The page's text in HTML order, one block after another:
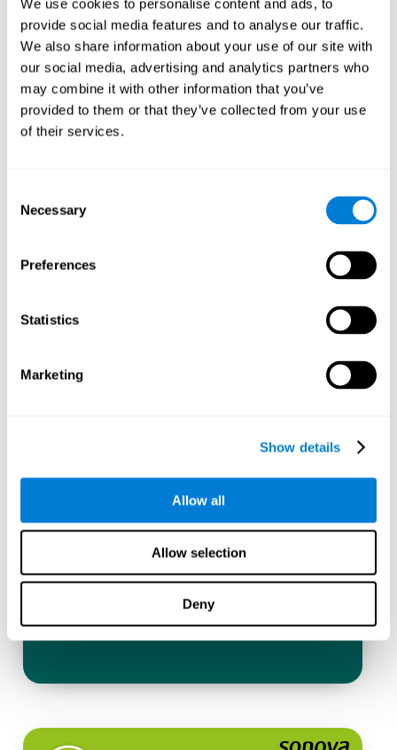
We use cookies to personalise content and ads, to
provide social media features and to analyse our traffic.
We also share information about your use of our site with
our social media, advertising and analytics partners who
may combine it with other information that you’ve
provided to them or that they’ve collected from your use
of their services.
Selection
Necessary
Preferences
Statistics
Marketing
Show details
Allow all
Allow selection
Deny